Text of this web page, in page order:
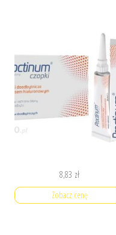
8,83 zł
Zobacz cenę